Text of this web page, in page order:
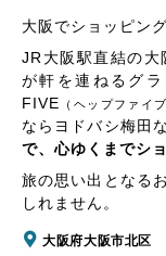
大阪でショッピン
JR大阪駅直結の
が軒を連ねるグ
FIVE （ヘップファイブ
ならヨドバシ梅田
で、心ゆくまでシ
旅の思い出となる
しれません。
大阪府大阪市北区